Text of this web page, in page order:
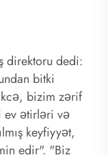
direktoru dedi:
bitki
bizim zərif
ev ətirləri və
keyfiyyət,
edir". "Biz